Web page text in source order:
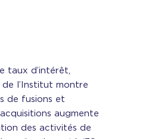
taux d’intérêt,
l’Institut montre
de fusions et
augmente
des activités de